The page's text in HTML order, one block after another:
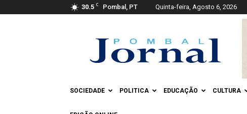
30.5 C Pombal, PT Quinta-feira, Agosto 6, 2026
Jornal
SOCIEDADE POLITICA EDUCAÇÃO CULTURA